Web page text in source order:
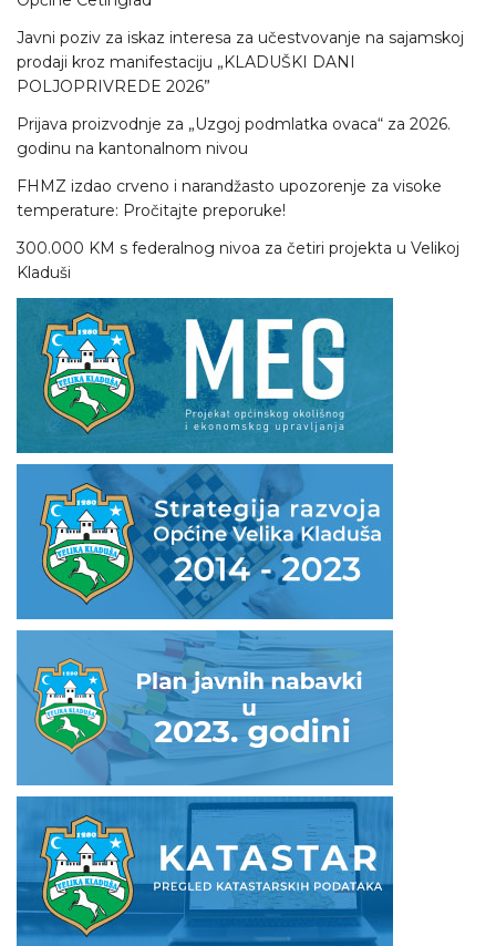
Javni poziv za iskaz interesa za učestvovanje na sajamskoj
prodaji kroz manifestaciju „KLADUŠKI DANI
POLJOPRIVREDE 2026”
Prijava proizvodnje za „Uzgoj podmlatka ovaca“ za 2026.
godinu na kantonalnom nivou
FHMZ izdao crveno i narandžasto upozorenje za visoke
temperature: Pročitajte preporuke!
300.000 KM s federalnog nivoa za četiri projekta u Velikoj
Kladuši